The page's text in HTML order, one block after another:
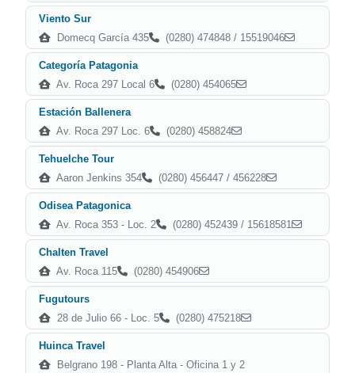
Viento Sur
Domecq García 435
(0280) 474848 / 15519046
Categoría Patagonia
Av. Roca 297 Local 6
(0280) 454065
Estación Ballenera
Av. Roca 297 Loc. 6
(0280) 458824
Tehuelche Tour
Aaron Jenkins 354
(0280) 456447 / 456228
Odisea Patagonica
Av. Roca 353 - Loc. 2
(0280) 452439 / 15618581
Chalten Travel
Av. Roca 115
(0280) 454906
Fugutours
28 de Julio 66 - Loc. 5
(0280) 475218
Huinca Travel
Belgrano 198 - Planta Alta - Oficina 1 y 2